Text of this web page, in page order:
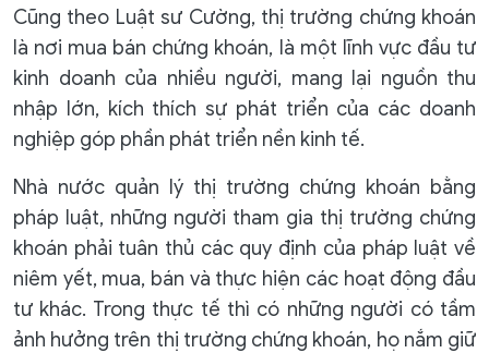
Cũng theo Luật sư Cường, thị trường chứng khoán
là nơi mua bán chứng khoán, là một lĩnh vực đầu tư
kinh doanh của nhiều người, mang lại nguồn thu
nhập lớn, kích thích sự phát triển của các doanh
nghiệp góp phần phát triển nền kinh tế.
Nhà nước quản lý thị trường chứng khoán bằng
pháp luật, những người tham gia thị trường chứng
khoán phải tuân thủ các quy định của pháp luật về
niêm yết, mua, bán và thực hiện các hoạt động đầu
tư khác. Trong thực tế thì có những người có tầm
ảnh hưởng trên thị trường chứng khoán, họ nắm giữ